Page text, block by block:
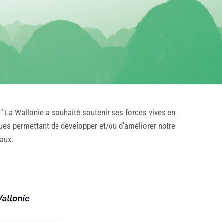
" La Wallonie a souhaité soutenir ses forces vives en
permettant de développer et/ou d’améliorer notre